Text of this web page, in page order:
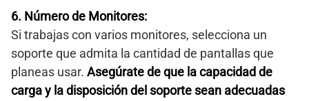
6. Número de Monitores:
Si trabajas con varios monitores, selecciona un
soporte que admita la cantidad de pantallas que
planeas usar. Asegúrate de que la capacidad de
carga y la disposición del soporte sean adecuadas